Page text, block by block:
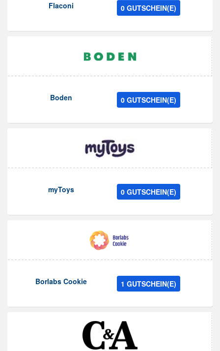
Flaconi 0 GUTSCHEIN(E)
Boden 0 GUTSCHEIN(E)
myToys 0 GUTSCHEIN(E)
Borlabs Cookie 1 GUTSCHEIN(E)